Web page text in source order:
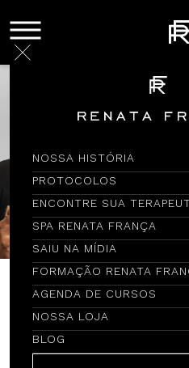
NOSSA HISTÓRIA
PROTOCOLOS
ENCONTRE SUA
SPA RENATA FRANÇA
SAIU NA MÍDIA
FORMAÇÃO RENATA
AGENDA DE CURSOS
NOSSA LOJA
BLOG
Encontre